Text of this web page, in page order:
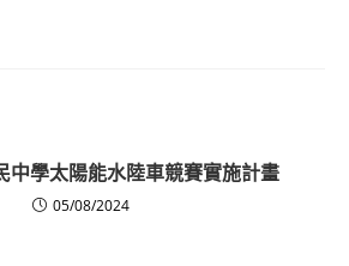
中學太陽能水陸車競賽實施計畫
05/08/2024